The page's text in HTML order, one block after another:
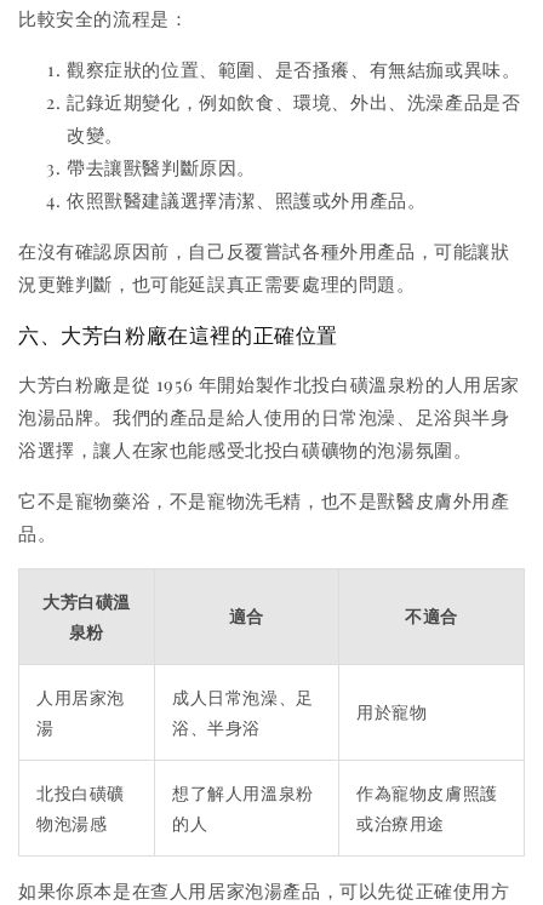
比較安全的流程是：
觀察症狀的位置、範圍、是否搔癢、有無結痂或異味。
記錄近期變化，例如飲食、環境、外出、洗澡產品是否
改變。
帶去讓獸醫判斷原因。
依照獸醫建議選擇清潔、照護或外用產品。
在沒有確認原因前，自己反覆嘗試各種外用產品，可能讓狀
況更難判斷，也可能延誤真正需要處理的問題。
六、大芳白粉廠在這裡的正確位置
大芳白粉廠是從 1956 年開始製作北投白磺溫泉粉的人用居家
泡湯品牌。我們的產品是給人使用的日常泡澡、足浴與半身
浴選擇，讓人在家也能感受北投白磺礦物的泡湯氛圍。
它不是寵物藥浴，不是寵物洗毛精，也不是獸醫皮膚外用產
品。
大芳白磺溫
泉粉
適合 不適合
人用居家泡
湯
成人日常泡澡、足
浴、半身浴
用於寵物
北投白磺礦
物泡湯感
想了解人用溫泉粉
的人
作為寵物皮膚照護
或治療用途
如果你原本是在查人用居家泡湯產品，可以先從正確使用方